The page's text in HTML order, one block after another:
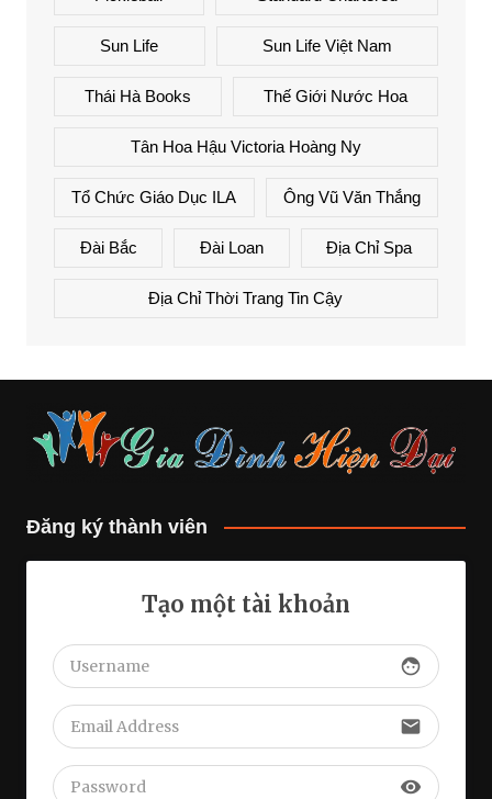
Sun Life Sun Life Việt Nam
Thái Hà Books Thế Giới Nước Hoa
Tân Hoa Hậu Victoria Hoàng Ny
Tổ Chức Giáo Dục ILA Ông Vũ Văn Thắng
Đài Bắc Đài Loan Địa Chỉ Spa
Địa Chỉ Thời Trang Tin Cậy
Đăng ký thành viên
Tạo một tài khoản
face
email
visibility